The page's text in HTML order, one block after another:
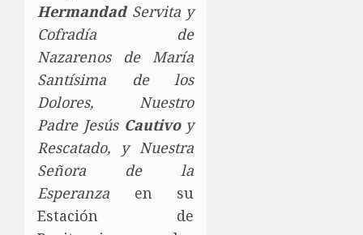
HermandadServita y
Cofradía de
Nazarenos de María
Santísima de los
Dolores, Nuestro
Padre Jesús Cautivoy
Rescatado, y Nuestra
Señora de la
Esperanza en su
Estación de
Musicofrades
¿Quieres permanecer informado/a de todas las
noticias al momento y en tu móvil?
Entra y sigue a nuestro canal de WhatsApp: